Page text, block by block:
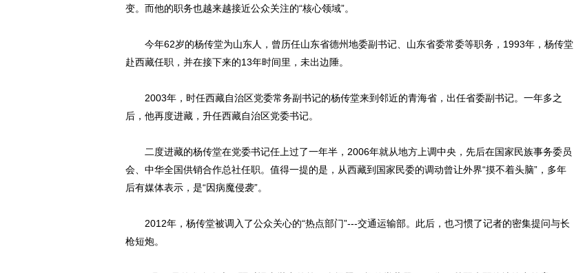
变。而他的职务也越来越接近公众关注的“核心领域”。
今年62岁的杨传堂为山东人，曾历任山东省德州地委副书记、山东省委常委等职务，1993年，杨传堂
赴西藏任职，并在接下来的13年时间里，未出边陲。
2003年，时任西藏自治区党委常务副书记的杨传堂来到邻近的青海省，出任省委副书记。一年多之
后，他再度进藏，升任西藏自治区党委书记。
二度进藏的杨传堂在党委书记任上过了一年半，2006年就从地方上调中央，先后在国家民族事务委员
会、中华全国供销合作总社任职。值得一提的是，从西藏到国家民委的调动曾让外界“摸不着头脑”，多年
后有媒体表示，是“因病魔侵袭”。
2012年，杨传堂被调入了公众关心的“热点部门”---交通运输部。此后，也习惯了记者的密集提问与长
枪短炮。